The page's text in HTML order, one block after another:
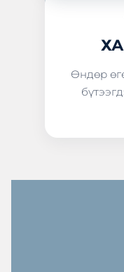
Өндөр